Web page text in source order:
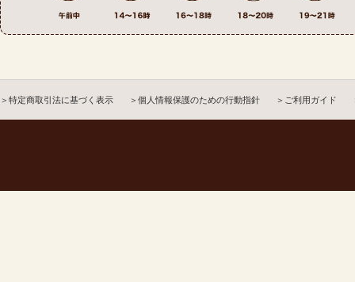
＞特定商取引法に基づく表示 ＞個人情報保護のための行動指針 ＞ご利用ガイド